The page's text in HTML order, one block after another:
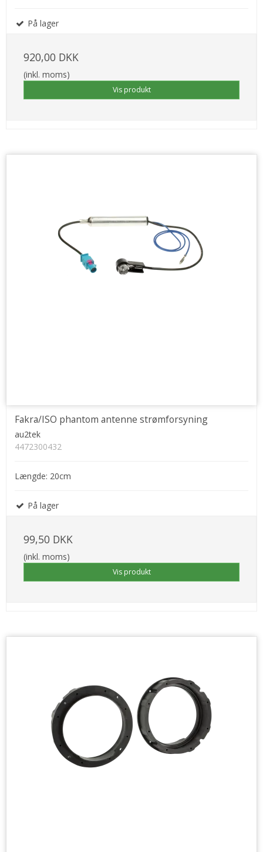
På lager
920,00 DKK
(inkl. moms)
Vis produkt
Fakra/ISO phantom antenne strømforsyning
au2tek
4472300432
Længde: 20cm
På lager
99,50 DKK
(inkl. moms)
Vis produkt